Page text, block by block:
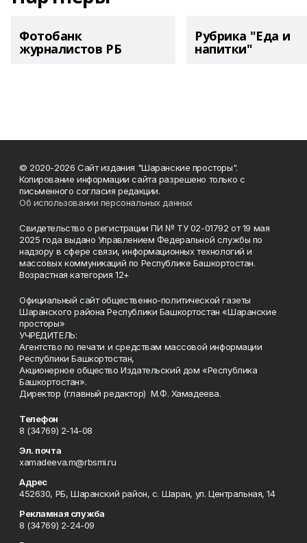
Фотобанк
журналистов РБ
Рубрика "Еда и
напитки"
© 2020-2026 Сайт издания "Шаранские просторы".
Копирование информации сайта разрешено только с
письменного согласия редакции.
Об использовании персональных данных
Свидетельство о регистрации ПИ № ТУ 02-01792 от 19 мая
2025 года выдано Управлением Федеральной службы по
надзору в сфере связи, информационных технологий и
массовых коммуникаций по Республике Башкортостан.
Возрастная категория 12+
Официальный сайт общественно-политической газеты
Шаранского района Республики Башкортостан «Шаранские
просторы»
УЧРЕДИТЕЛЬ:
Агентство по печати и средствам массовой информации
Республики Башкортостан,
Акционерное общество Издательский дом «Республика
Башкортостан».
Директор (главный редактор) М.Ф. Хамадеева.
Телефон
8 (34769) 2-14-08
Эл. почта
xamadeeva.m@rbsmi.ru
Адрес
452630, РБ, Шаранский район, с. Шаран, ул. Центральная, 14
Рекламная служба
8 (34769) 2-24-09